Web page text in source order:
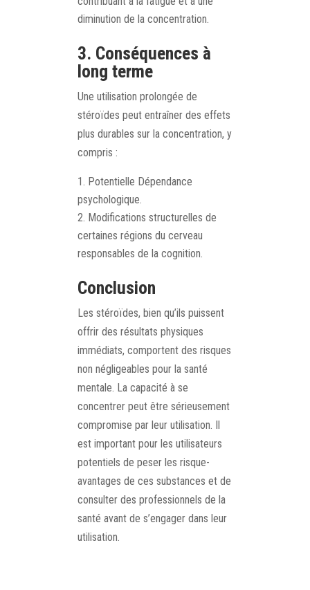
diminution de la concentration.
3. Conséquences à
long terme
Une utilisation prolongée de
stéroïdes peut entraîner des effets
plus durables sur la concentration, y
compris :
Potentielle Dépendance
psychologique.
Modifications structurelles de
certaines régions du cerveau
responsables de la cognition.
Conclusion
Les stéroïdes, bien qu’ils puissent
offrir des résultats physiques
immédiats, comportent des risques
non négligeables pour la santé
mentale. La capacité à se
concentrer peut être sérieusement
compromise par leur utilisation. Il
est important pour les utilisateurs
potentiels de peser les risque-
avantages de ces substances et de
consulter des professionnels de la
santé avant de s’engager dans leur
utilisation.